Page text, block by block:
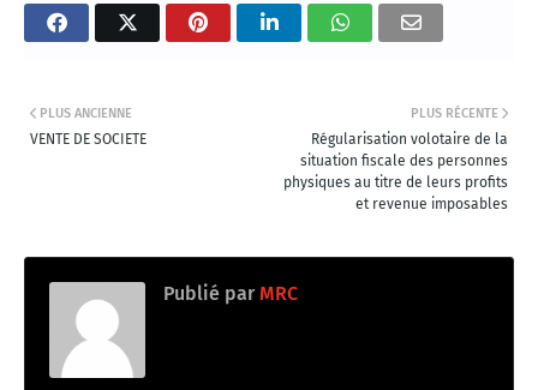
PLUS RÉCENTE
Régularisation volotaire de la
situation fiscale des personnes
physiques au titre de leurs profits
et revenue imposables
PLUS ANCIENNE
VENTE DE SOCIETE
Publié par MRC